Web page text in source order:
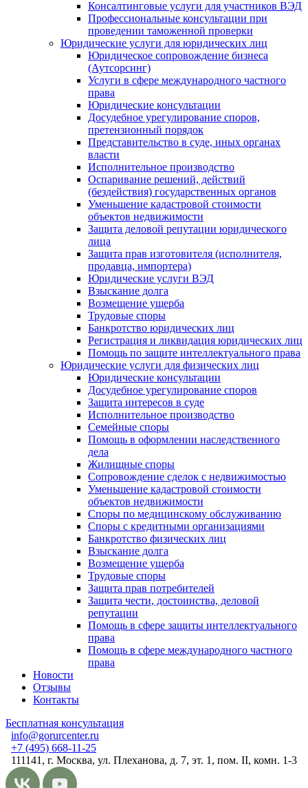
Консалтинговые услуги для участников ВЭД
Профессиональные консультации при
проведении таможенной проверки
Юридические услуги для юридических лиц
Юридическое сопровождение бизнеса
(Аутсорсинг)
Услуги в сфере международного частного
права
Юридические консультации
Досудебное урегулирование споров,
претензионный порядок
Представительство в суде, иных органах
власти
Исполнительное производство
Оспаривание решений, действий
(бездействия) государственных органов
Уменьшение кадастровой стоимости
объектов недвижимости
Защита деловой репутации юридического
лица
Защита прав изготовителя (исполнителя,
продавца, импортера)
Юридические услуги ВЭД
Взыскание долга
Возмещение ущерба
Трудовые споры
Банкротство юридических лиц
Регистрация и ликвидация юридических лиц
Помощь по защите интеллектуального права
Юридические услуги для физических лиц
Юридические консультации
Досудебное урегулирование споров
Защита интересов в суде
Исполнительное производство
Семейные споры
Помощь в оформлении наследственного
дела
Жилищные споры
Сопровождение сделок с недвижимостью
Уменьшение кадастровой стоимости
объектов недвижимости
Споры по медицинскому обслуживанию
Споры с кредитными организациями
Банкротство физических лиц
Взыскание долга
Возмещение ущерба
Трудовые споры
Защита прав потребителей
Защита чести, достоинства, деловой
репутации
Помощь в сфере защиты интеллектуального
права
Помощь в сфере международного частного
права
Новости
Отзывы
Контакты
Бесплатная консультация
info@gorurcenter.ru
+7 (495) 668-11-25
111141, г. Москва, ул. Плеханова, д. 7, эт. 1, пом. II, комн. 1-3